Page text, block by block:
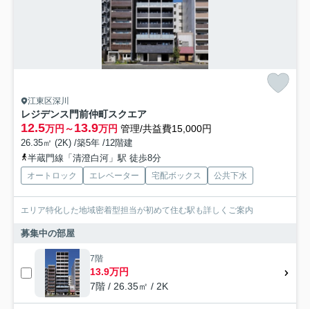
江東区深川
レジデンス門前仲町スクエア
12.5万円～13.9万円 管理/共益費15,000円
26.35㎡ (2K) /築5年 /12階建
半蔵門線「清澄白河」駅 徒歩8分
オートロック エレベーター 宅配ボックス 公共下水
エリア特化した地域密着型担当が初めて住む駅も詳しくご案内
募集中の部屋
7階
13.9万円
7階 / 26.35㎡ / 2K